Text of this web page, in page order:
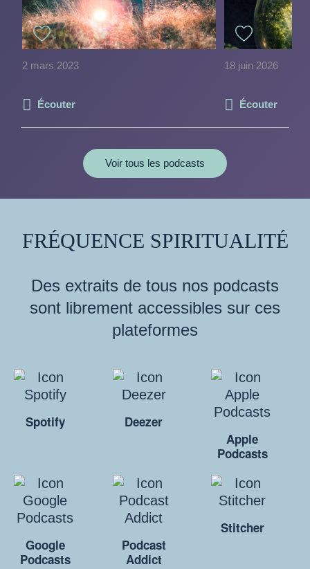
2 mars 2023
Écouter
18 juin 2026
Écouter
Voir tous les podcasts
FRÉQUENCE SPIRITUALITÉ
Des extraits de tous nos podcasts
sont librement accessibles sur ces
plateformes
Spotify
Deezer
Apple
Podcasts
Google
Podcasts
Podcast
Addict
Stitcher